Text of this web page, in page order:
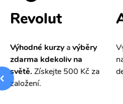
Revolut
Výhodné kurzyavýběry
zdarma kdekoliv na
světě.Získejte 500 Kč za
založení.